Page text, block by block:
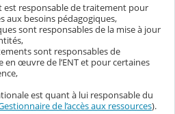
est responsable de traitement pour
aux besoins pédagogiques,
sont responsables de la mise à jour
sont responsables de
œuvre de l’ENT et pour certaines
est quant à lui responsable du
de l’accès aux ressources).